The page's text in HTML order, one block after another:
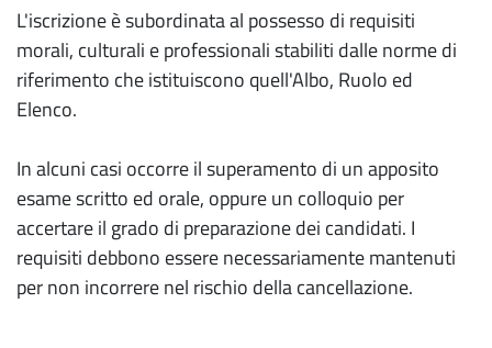
L'iscrizione è subordinata al possesso di requisiti
morali, culturali e professionali stabiliti dalle norme di
riferimento che istituiscono quell'Albo, Ruolo ed
Elenco.
In alcuni casi occorre il superamento di un apposito
esame scritto ed orale, oppure un colloquio per
accertare il grado di preparazione dei candidati. I
requisiti debbono essere necessariamente mantenuti
per non incorrere nel rischio della cancellazione.